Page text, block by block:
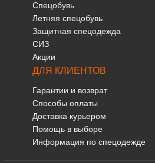
Спецобувь
Летняя спецобувь
Защитная спецодежда
СИЗ
Акции
ДЛЯ КЛИЕНТОВ
Гарантии и возврат
Способы оплаты
Доставка курьером
Помощь в выборе
Информация по спецодежде